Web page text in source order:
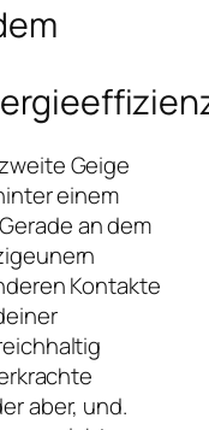
Geige
einem
an dem
Kontakte
aber, und.